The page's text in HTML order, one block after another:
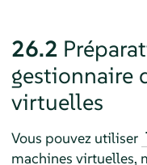
26.2
gestionnaire
virtuelles
Vous pouvez utiliser
machines virtuelles,